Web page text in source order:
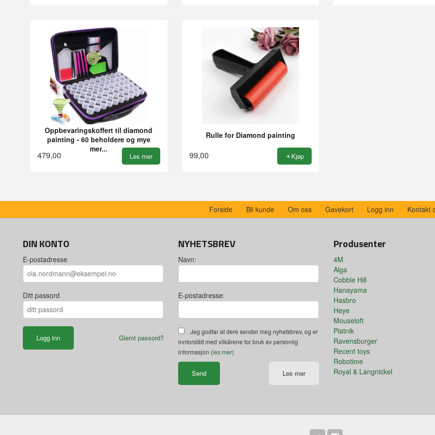
Oppbevaringskoffert til diamond
painting - 60 beholdere og mye
mer...
479,00 Les mer
Rulle for Diamond painting
99,00 Kjøp
Forside Bli kunde Om oss Gavekort Logg inn Kontakt
DIN KONTO
E-postadresse
Ditt passord
Glemt passord?
NYHETSBREV
Navn:
E-postadresse:
Jeg godtar at dere sender meg nyhetsbrev, og er
innforstått med vilkårene for bruk av personlig
informasjon (les mer)
Les mer
Produsenter
4M
Alga
Cobble Hill
Hanayama
Hasbro
Heye
Mouseloft
Piatnik
Ravensburger
Recent toys
Robotime
Royal & Langnickel